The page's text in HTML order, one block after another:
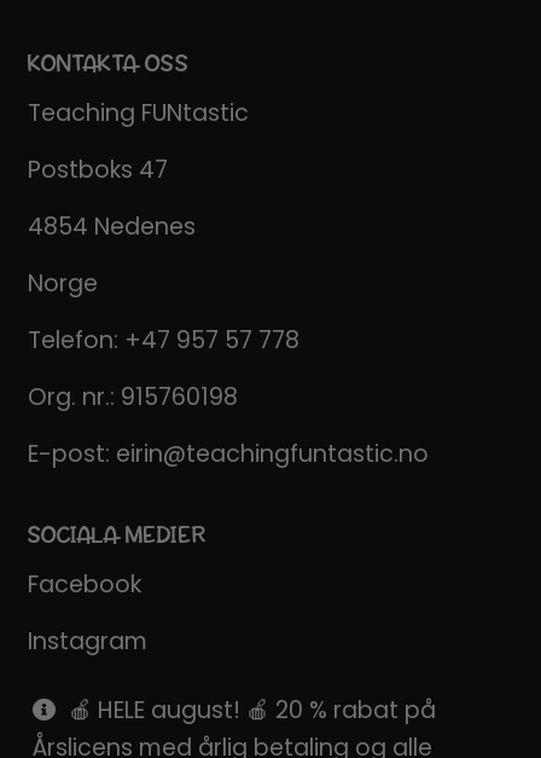
KONTAKTA OSS
Teaching FUNtastic
Postboks 47
4854 Nedenes
Norge
Telefon: +47 957 57 778
Org. nr.: 915760198
E-post: eirin@teachingfuntastic.no
SOCIALA MEDIER
Facebook
Instagram
Pinterest
🍎 HELE august! 🍎 20 % rabat på
Årslicens med årlig betaling og alle